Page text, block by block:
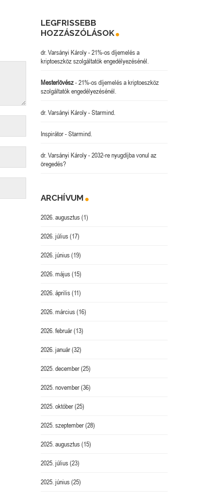
LEGFRISSEBB
HOZZÁSZÓLÁSOK
dr. Varsányi Károly-21%-os díjemelés a
kriptoeszköz szolgáltatók engedélyezésénél.
Mesterlövész-21%-os díjemelés a kriptoeszköz
szolgáltatók engedélyezésénél.
dr. Varsányi Károly-Starmind.
Inspirátor-Starmind.
dr. Varsányi Károly-2032-re nyugdíjba vonul az
öregedés?
ARCHÍVUM
2026. augusztus(1)
2026. július(17)
2026. június(19)
2026. május(15)
2026. április(11)
2026. március(16)
2026. február(13)
2026. január(32)
2025. december(25)
2025. november(36)
2025. október(25)
2025. szeptember(28)
2025. augusztus(15)
2025. július(23)
2025. június(25)